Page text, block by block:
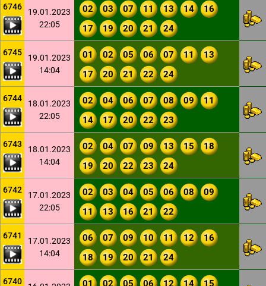
6746
19.01.2023
22:05
02 03 07 11 13 14
16
17
19 20 21 24
6745
19.01.2023
14:04
01 02 05 06 07 11
13
17
20 21 22 24
6744
18.01.2023
22:05
02 04 06 07 08 09
11
14
17 20 22 23
6743
18.01.2023
14:04
02 04 07 09 13 15
18
19
20 22 23 24
6742
17.01.2023
22:05
02 03 04 05 06 08
09
11
13 16 21 22
6741
17.01.2023
14:04
06 07 09 10 11 12
16
18
19 20 21 24
6740 01 02 05 06 12 14
15